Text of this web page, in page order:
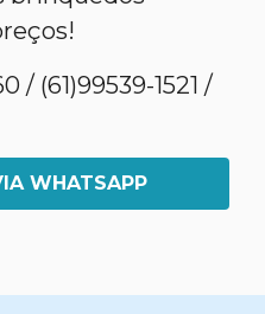
/ (61)99539-1521 /
WHATSAPP